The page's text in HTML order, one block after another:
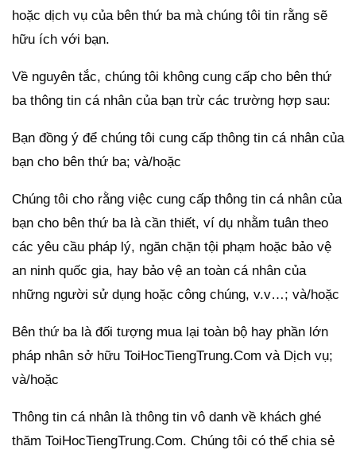
hoặc dịch vụ của bên thứ ba mà chúng tôi tin rằng sẽ
hữu ích với bạn.
Về nguyên tắc, chúng tôi không cung cấp cho bên thứ
ba thông tin cá nhân của bạn trừ các trường hợp sau:
Bạn đồng ý để chúng tôi cung cấp thông tin cá nhân của
bạn cho bên thứ ba; và/hoặc
Chúng tôi cho rằng việc cung cấp thông tin cá nhân của
bạn cho bên thứ ba là cần thiết, ví dụ nhằm tuân theo
các yêu cầu pháp lý, ngăn chặn tội phạm hoặc bảo vệ
an ninh quốc gia, hay bảo vệ an toàn cá nhân của
những người sử dụng hoặc công chúng, v.v…; và/hoặc
Bên thứ ba là đối tượng mua lại toàn bộ hay phần lớn
pháp nhân sở hữu ToiHocTiengTrung.Com và Dịch vụ;
và/hoặc
Thông tin cá nhân là thông tin vô danh về khách ghé
thăm ToiHocTiengTrung.Com. Chúng tôi có thể chia sẻ